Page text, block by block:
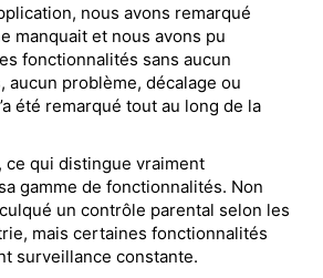
nous avons remarqué
manquait et nous avons pu
fonctionnalités sans aucun
aucun problème, décalage ou
été remarqué tout au long de la
ce qui distingue vraiment
gamme de fonctionnalités. Non
un contrôle parental selon les
mais certaines fonctionnalités
surveillance constante.